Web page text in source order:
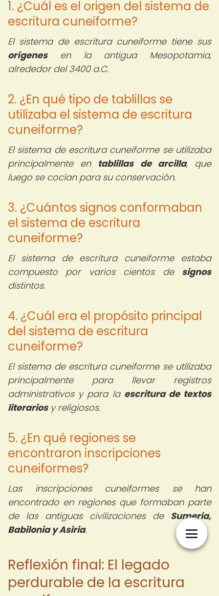
1. ¿Cuál es el origen del sistema de
escritura cuneiforme?
El sistema de escritura cuneiforme tiene sus
orígenesen la antigua Mesopotamia,
alrededor del 3400 a.C.
2. ¿En qué tipo de tablillas se
utilizaba el sistema de escritura
cuneiforme?
El sistema de escritura cuneiforme se utilizaba
principalmente en tablillas de arcilla, que
luego se cocían para su conservación.
3. ¿Cuántos signos conformaban
el sistema de escritura
cuneiforme?
El sistema de escritura cuneiforme estaba
compuesto por varios cientos de signos
distintos.
4. ¿Cuál era el propósito principal
del sistema de escritura
cuneiforme?
El sistema de escritura cuneiforme se utilizaba
principalmente para llevar registros
administrativos y para la escritura de textos
literariosy religiosos.
5. ¿En qué regiones se
encontraron inscripciones
cuneiformes?
Las inscripciones cuneiformes se han
encontrado en regiones que formaban parte
de las antiguas civilizaciones de Sumeria,
Babilonia y Asiria.
Reflexión final: El legado
perdurable de la escritura